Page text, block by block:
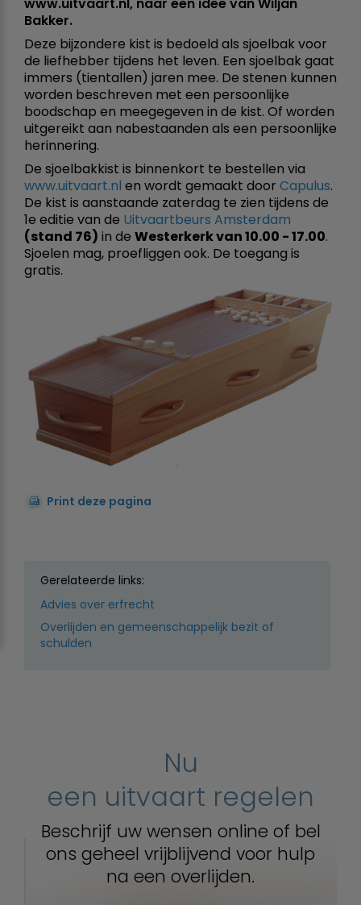
Bakker.
Deze bijzondere kist is bedoeld als sjoelbak voor
de liefhebber tijdens het leven. Een sjoelbak gaat
immers (tientallen) jaren mee. De stenen kunnen
worden beschreven met een persoonlijke
boodschap en meegegeven in de kist. Of worden
uitgereikt aan nabestaanden als een persoonlijke
herinnering.
De sjoelbakkist is binnenkort te bestellen via
www.uitvaart.nl en wordt gemaakt door Capulus.
De kist is aanstaande zaterdag te zien tijdens de
1e editie van de Uitvaartbeurs Amsterdam
(stand 76) in de Westerkerk van 10.00 - 17.00.
Sjoelen mag, proefliggen ook. De toegang is
gratis.
Print deze pagina
Gerelateerde links:
Advies over erfrecht
Overlijden en gemeenschappelijk bezit of
schulden
Nu
een uitvaart regelen
Beschrijf uw wensen online of bel
ons geheel vrijblijvend voor hulp
na een overlijden.